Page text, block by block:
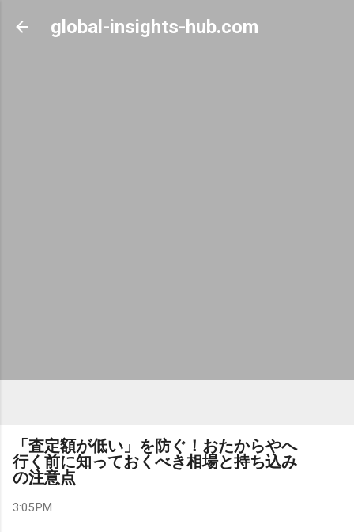
Skip to main content
global-insights-hub.com
「査定額が低い」を防ぐ！おたからやへ
行く前に知っておくべき相場と持ち込み
の注意点
3:05 PM